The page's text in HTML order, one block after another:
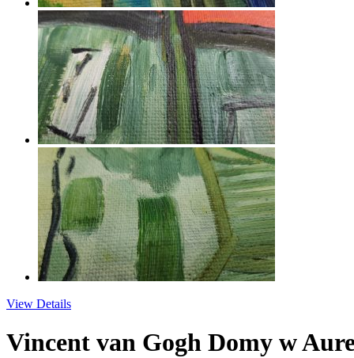
View Details
Vincent van Gogh Domy w